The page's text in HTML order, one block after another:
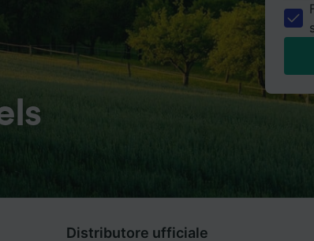
Distributore ufficiale